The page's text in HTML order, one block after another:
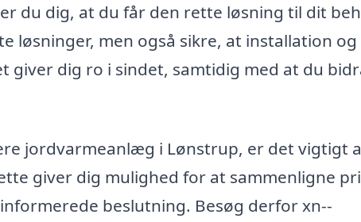
du dig, at du får den rette løsning til dit
løsninger, men også sikre, at installation og
giver dig ro i sindet, samtidig med at du
jordvarmeanlæg i Lønstrup, er det vigtigt
giver dig mulighed for at sammenligne
beslutning. Besøg derfor xn--